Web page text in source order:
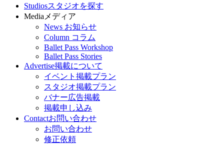
Studiosスタジオを探す
Media メディア
News お知らせ
Column コラム
Ballet Pass Workshop
Ballet Pass Stories
Advertise掲載について
イベント掲載プラン
スタジオ掲載プラン
バナー広告掲載
掲載申し込み
Contactお問い合わせ
お問い合わせ
修正依頼